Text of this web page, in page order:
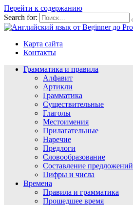
Перейти к содержанию
Search for:
Карта сайта
Контакты
Грамматика и правила
Алфавит
Артикли
Грамматика
Существительные
Глаголы
Местоимения
Прилагательные
Наречие
Предлоги
Словообразование
Составление предложений
Цифры и числа
Времена
Правила и грамматика
Прошедшее время